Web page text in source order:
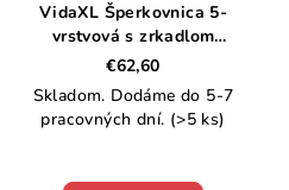
VidaXL Šperkovnica 5-
vrstvová s zrkadlom
uzamykateľné biela
€62,60
Skladom. Dodáme do 5-7
pracovných dní. (>5 ks)